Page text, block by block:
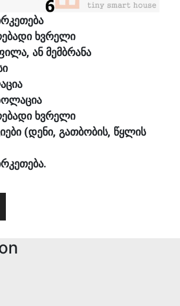
ხვრელი
ან მემბრანა
ხვრელი
(დენი, გათბობის, წყლის